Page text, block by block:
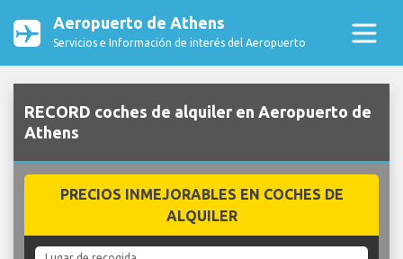
Aeropuerto de Athens
Servicios e Información de interés del Aeropuerto
RECORD coches de alquiler en Aeropuerto de
Athens
PRECIOS INMEJORABLES EN COCHES DE
ALQUILER